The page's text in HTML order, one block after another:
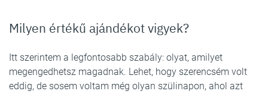
Milyen értékű ajándékot vigyek?
Itt szerintem a legfontosabb szabály: olyat, amilyet
megengedhetsz magadnak. Lehet, hogy szerencsém volt
eddig, de sosem voltam még olyan szülinapon, ahol azt